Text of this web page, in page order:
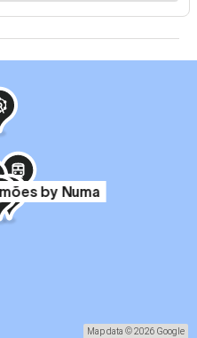
by Numa
Map data © 2026 Google